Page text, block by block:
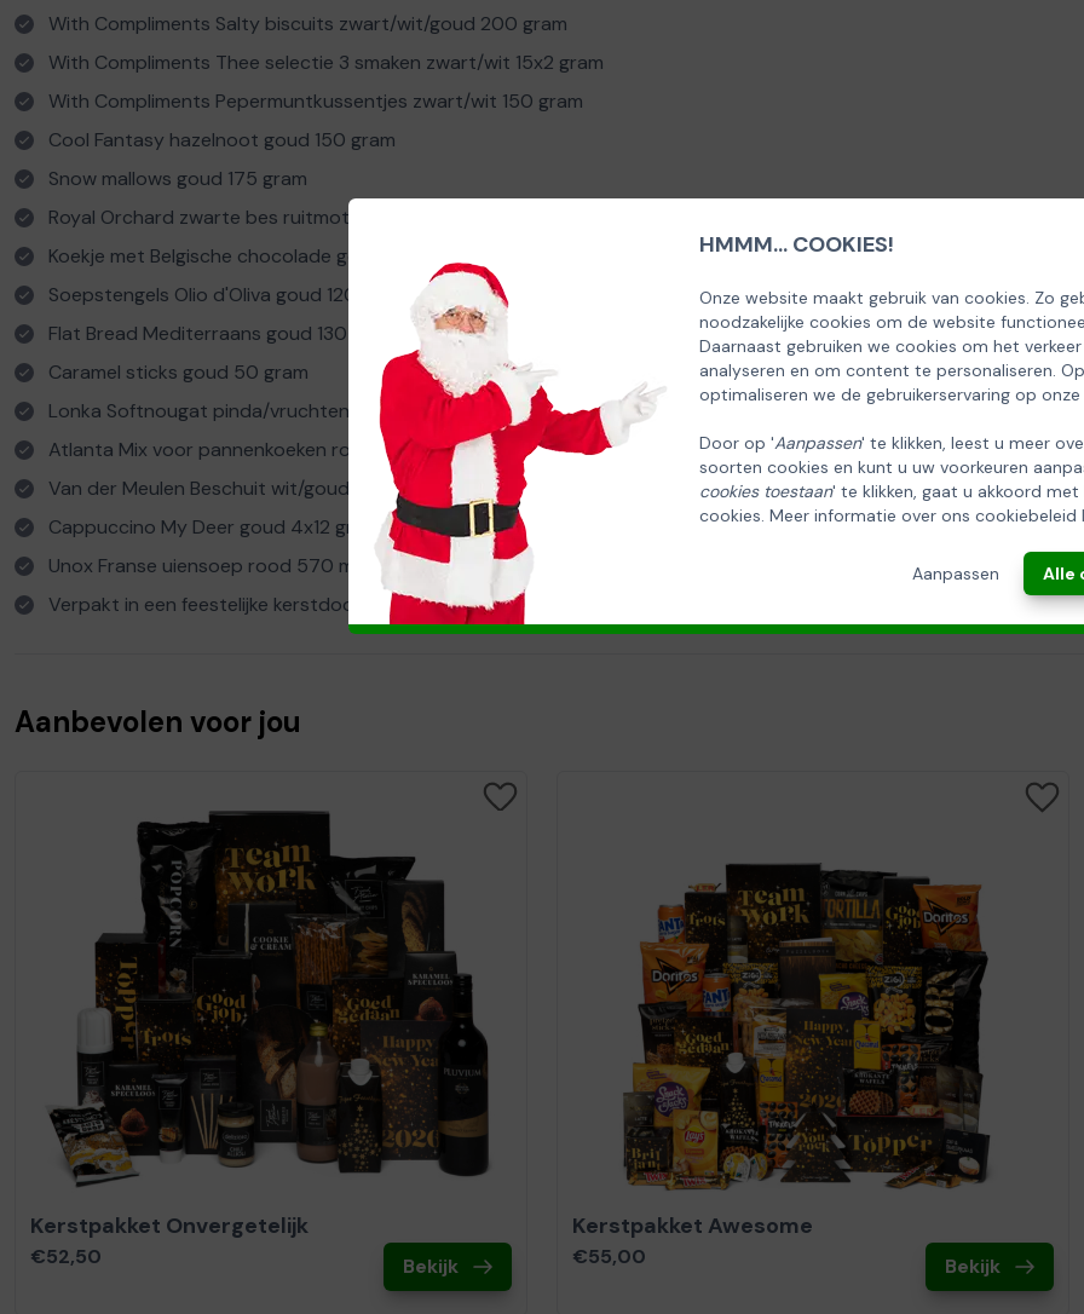
HMMM... COOKIES!
Onze website maakt gebruik van cookies. Zo
noodzakelijke cookies om de website
Daarnaast gebruiken we cookies om het
analyseren en om content te personaliseren.
optimaliseren we de gebruikerservaring op
Door op 'Aanpassen' te klikken, leest u meer
soorten cookies en kunt u uw voorkeuren
cookies toestaan' te klikken, gaat u akkoord
cookies. Meer informatie over ons cookiebeleid
Aanpassen Alle
With Compliments Salty biscuits zwart/wit/goud 200 gram
With Compliments Thee selectie 3 smaken zwart/wit 15x2 gram
With Compliments Pepermuntkussentjes zwart/wit 150 gram
Cool Fantasy hazelnoot goud 150 gram
Snow mallows goud 175 gram
Royal Orchard zwarte bes ruitmotief goud 240 gram
Koekje met Belgische chocolade goud 150 gram
Soepstengels Olio d'Oliva goud 120 gram
Flat Bread Mediterraans goud 130 gram
Caramel sticks goud 50 gram
Lonka Softnougat pinda/vruchten goud 135 gram
Atlanta Mix voor pannenkoeken rood/goud 400 gram
Van der Meulen Beschuit wit/goud 100 gram
Cappuccino My Deer goud 4x12 gram
Unox Franse uiensoep rood 570 ml
Verpakt in een feestelijke kerstdoos
Aanbevolen voor jou
Kerstpakket Onvergetelijk
€52,50 Bekijk
Kerstpakket Awesome
€55,00 Bekijk
EN ONTVANG 5% KORTING OP DE
HUISCOLLECTIE KERSTPAKKETTEN
Email
INSCHRIJVEN!